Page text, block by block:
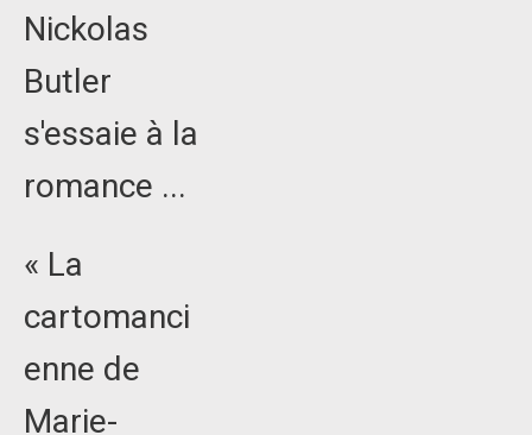
Nickolas
Butler
s'essaie à la
romance ...
« La
cartomanci
enne de
Marie-